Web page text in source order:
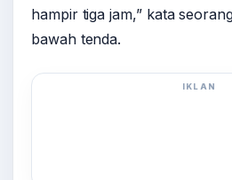
hampir tiga jam,” kata
bawah tenda.
IKLAN